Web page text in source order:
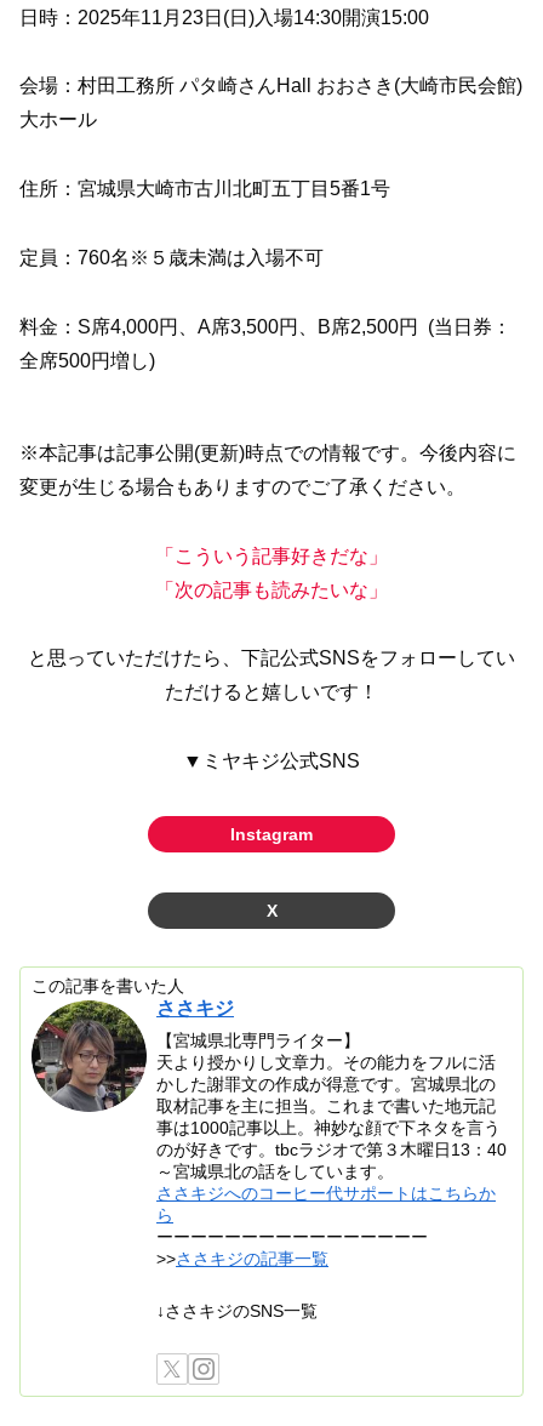
日時：2025年11月23日(日)入場14:30開演15:00
会場：村田工務所 パタ崎さんHall おおさき(大崎市民会館)
大ホール
住所：宮城県大崎市古川北町五丁目5番1号
定員：760名※５歳未満は入場不可
料金：S席4,000円、A席3,500円、B席2,500円 (当日券：
全席500円増し)
※本記事は記事公開(更新)時点での情報です。今後内容に
変更が生じる場合もありますのでご了承ください。
「こういう記事好きだな」
「次の記事も読みたいな」
と思っていただけたら、下記公式SNSをフォローしてい
ただけると嬉しいです！
▼ミヤキジ公式SNS
Instagram
X
この記事を書いた人
ささキジ
【宮城県北専門ライター】
天より授かりし文章力。その能力をフルに活
かした謝罪文の作成が得意です。宮城県北の
取材記事を主に担当。これまで書いた地元記
事は1000記事以上。神妙な顔で下ネタを言う
のが好きです。tbcラジオで第３木曜日13：40
～宮城県北の話をしています。
ささキジへのコーヒー代サポートはこちらか
ら
ーーーーーーーーーーーーーーーー
>>ささキジの記事一覧
↓ささキジのSNS一覧